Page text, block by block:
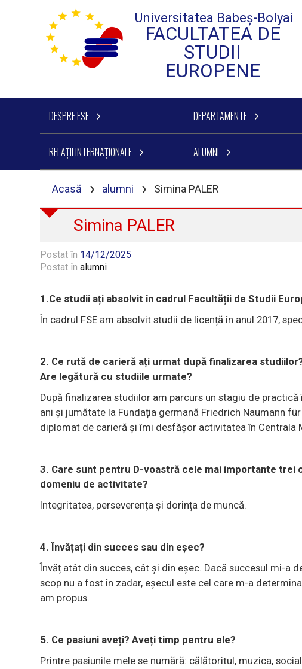
Universitatea Babeș-Bolyai
FACULTATEA DE
STUDII
EUROPENE
DESPRE FSE DEPARTAMENTE
RELAȚII INTERNAȚIONALE ALUMNI
Acasă › alumni › Simina PALER
Simina PALER
Postat în 14/12/2025
Postat înalumni
1.Ce studii ați absolvit în cadrul Facultății de Studii
În cadrul FSE am absolvit studii de licență în anul 2017,
2. Ce rută de carieră ați urmat după finalizarea
Are legătură cu studiile urmate?
După finalizarea studiilor am parcurs un stagiu de
ani și jumătate la Fundația germană Friedrich Naumann
diplomat de carieră și îmi desfășor activitatea în Centrala
3. Care sunt pentru D-voastră cele mai importante
domeniu de activitate?
Integritatea, perseverența și dorința de muncă.
4. Învățați din succes sau din eșec?
Învăț atât din succes, cât și din eșec. Dacă succesul mi-a
scop nu a fost în zadar, eșecul este cel care m-a
am propus.
5. Ce pasiuni aveți? Aveți timp pentru ele?
Printre pasiunile mele se numără: călătoritul, muzica,